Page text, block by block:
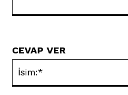
CEVAP VER